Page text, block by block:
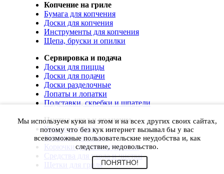
Копчение на гриле
Бумага для копчения
Доски для копчения
Инструменты для копчения
Щепа, бруски и опилки
Сервировка и подача
Доски для пиццы
Доски для подачи
Доски разделочные
Лопаты и лопатки
Подставки, скребки и шпатели
Чистка, уход и хранение
Чехлы и сумки
Коврики для гриля
Корючки для инструментов
Средства для ухода и чистки
Щетки для гриля
Мы используем куки на этом и на всех других своих сайтах,
потому что без кук интернет вызывал бы у вас
всевозможные пользовательские неудобства и, как
следствие, недовольство.
ПОНЯТНО!